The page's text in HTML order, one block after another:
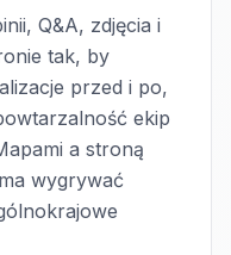
Q&A, zdjęcia i
tak, by
przed i po,
ekip
a stroną
wygrywać